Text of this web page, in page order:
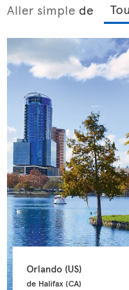
Aller simple de
Orlando (US)
de Halifax (CA)